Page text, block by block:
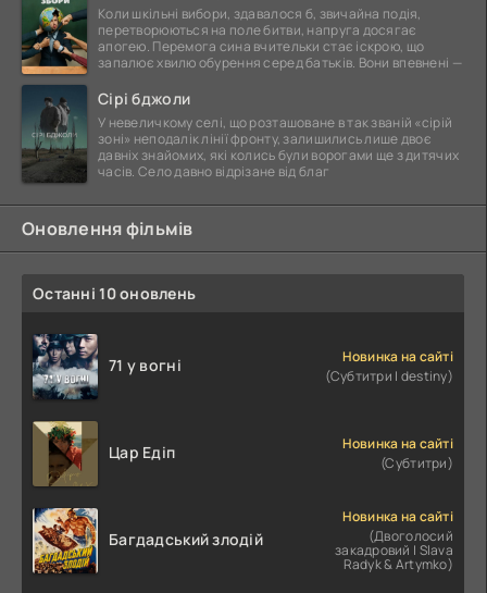
Коли шкільні вибори, здавалося б, звичайна подія,
перетворюються на поле битви, напруга досягає
апогею. Перемога сина вчительки стає іскрою, що
запалює хвилю обурення серед батьків. Вони впевнені —
Сірі бджоли
У невеличкому селі, що розташоване в так званій «сірій
зоні» неподалік лінії фронту, залишились лише двоє
давніх знайомих, які колись були ворогами ще з дитячих
часів. Село давно відрізане від благ
Оновлення фільмів
Останні 10 оновлень
71 у вогні
Новинка на сайті
(Субтитри | destiny)
Цар Едіп
Новинка на сайті
(Субтитри)
Багдадський злодій
Новинка на сайті
(Двоголосий
закадровий | Slava
Radyk & Artymko)